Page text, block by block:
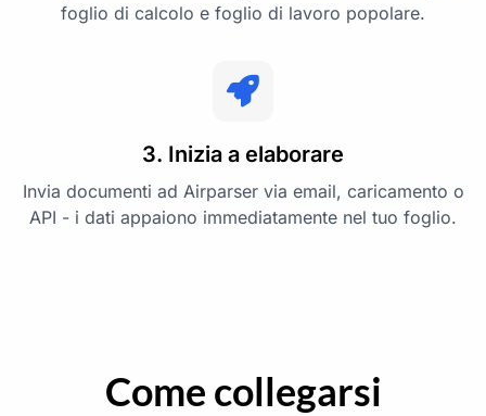
foglio di calcolo e foglio di lavoro popolare.
3. Inizia a elaborare
Invia documenti ad Airparser via email, caricamento o
API - i dati appaiono immediatamente nel tuo foglio.
Come collegarsi